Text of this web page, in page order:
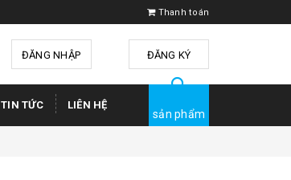
Thanh toán
ĐĂNG NHẬP ĐĂNG KÝ
TIN TỨC LIÊN HỆ
sản phẩm